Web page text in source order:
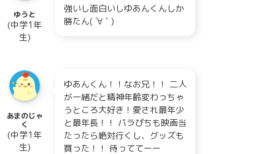
ゆうと
(中学1年
生)
強いし面白いしゆあんくんしか
勝たん( ´∀｀)
あまのじゃ
く
(中学1年
生)
ゆあんくん！！なお兄！！ 二人
が一緒だと精神年齢変わっちゃ
うところ大好き！愛され最年少
と最年長！！ パラぴちも映画当
たったら絶対行くし、グッズも
買った！！ 待っててーー